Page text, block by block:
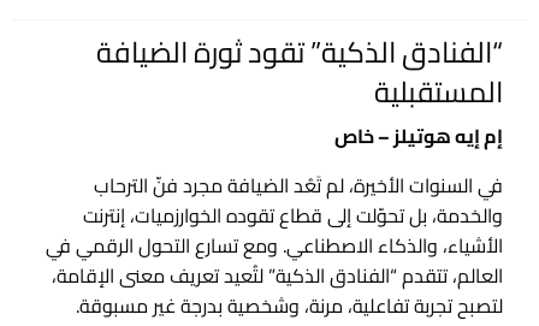
“الفنادق الذكية” تقود ثورة الضيافة
المستقبلية
إم إيه هوتيلز – خاص
في السنوات الأخيرة، لم تَعُد الضيافة مجرد فنّ الترحاب
والخدمة، بل تحوّلت إلى قطاع تقوده الخوارزميات، إنترنت
الأشياء، والذكاء الاصطناعي. ومع تسارع التحول الرقمي في
العالم، تتقدم “الفنادق الذكية” لتُعيد تعريف معنى الإقامة،
لتصبح تجربة تفاعلية، مرنة، وشخصية بدرجة غير مسبوقة.